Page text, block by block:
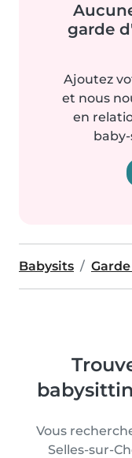
garde
Ajoutez
et nous
en
Babysits
Vous
Selles-sur-